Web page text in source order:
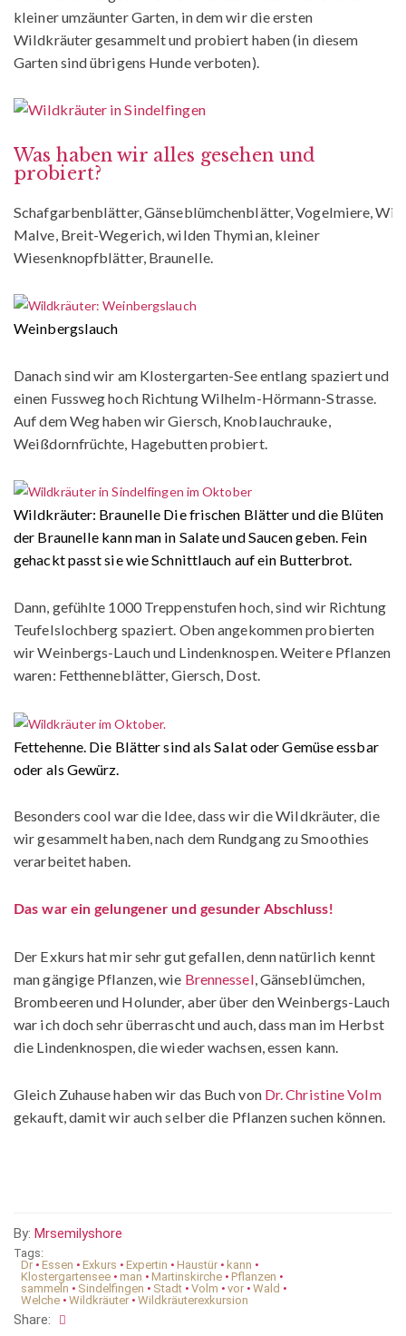
kleiner umzäunter Garten, in dem wir die ersten
Wildkräuter gesammelt und probiert haben (in diesem
Garten sind übrigens Hunde verboten).
Was haben wir alles gesehen und
probiert?
Schafgarbenblätter, Gänseblümchenblätter, Vogelmiere,
Malve, Breit-Wegerich, wilden Thymian, kleiner
Wiesenknopfblätter, Braunelle.
Weinbergslauch
Danach sind wir am Klostergarten-See entlang spaziert und
einen Fussweg hoch Richtung Wilhelm-Hörmann-Strasse.
Auf dem Weg haben wir Giersch, Knoblauchrauke,
Weißdornfrüchte, Hagebutten probiert.
Wildkräuter: Braunelle Die frischen Blätter und die Blüten
der Braunelle kann man in Salate und Saucen geben. Fein
gehackt passt sie wie Schnittlauch auf ein Butterbrot.
Dann, gefühlte 1000 Treppenstufen hoch, sind wir Richtung
Teufelslochberg spaziert. Oben angekommen probierten
wir Weinbergs-Lauch und Lindenknospen. Weitere Pflanzen
waren: Fetthenneblätter, Giersch, Dost.
Fettehenne. Die Blätter sind als Salat oder Gemüse essbar
oder als Gewürz.
Besonders cool war die Idee, dass wir die Wildkräuter, die
wir gesammelt haben, nach dem Rundgang zu Smoothies
verarbeitet haben.
Das war ein gelungener und gesunder Abschluss!
Der Exkurs hat mir sehr gut gefallen, denn natürlich kennt
man gängige Pflanzen, wie Brennessel, Gänseblümchen,
Brombeeren und Holunder, aber über den Weinbergs-Lauch
war ich doch sehr überrascht und auch, dass man im Herbst
die Lindenknospen, die wieder wachsen, essen kann.
Gleich Zuhause haben wir das Buch von Dr. Christine Volm
gekauft, damit wir auch selber die Pflanzen suchen können.
By: Mrsemilyshore
Tags:
Dr • Essen • Exkurs • Expertin • Haustür • kann •
Klostergartensee • man • Martinskirche • Pflanzen •
sammeln • Sindelfingen • Stadt • Volm • vor • Wald •
Welche • Wildkräuter • Wildkräuterexkursion
Share: